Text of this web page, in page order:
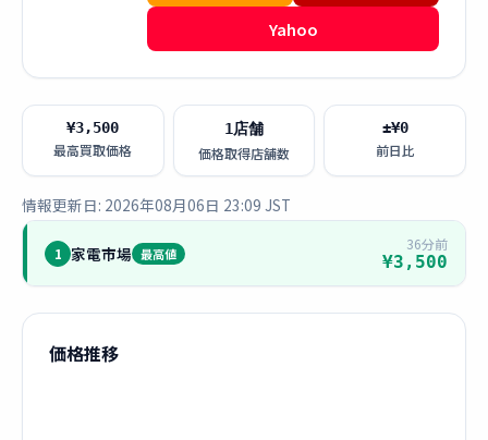
Yahoo
¥3,500
最高買取価格
1店舗
価格取得店舗数
±¥0
前日比
情報更新日: 2026年08月06日 23:09 JST
1 家電市場 最高値
36分前
¥3,500
価格推移